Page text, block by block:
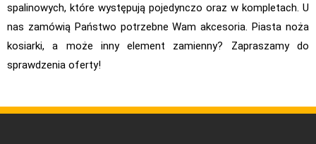
spalinowych, które występują pojedynczo oraz w kompletach. U
nas zamówią Państwo potrzebne Wam akcesoria. Piasta noża
kosiarki, a może inny element zamienny? Zapraszamy do
sprawdzenia oferty!